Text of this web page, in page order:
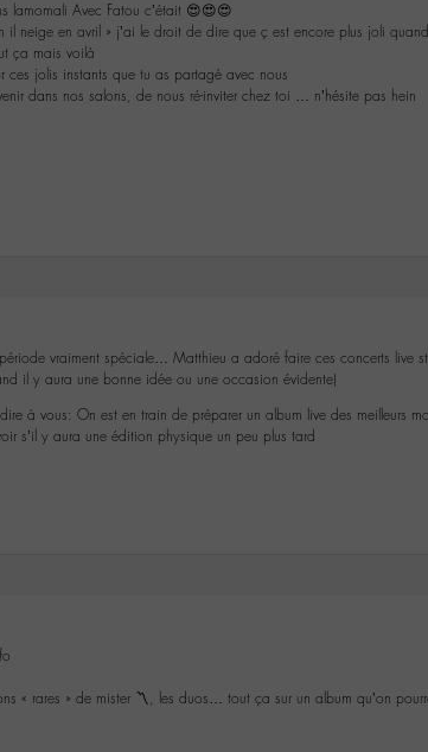
lamomali Avec Fatou c’était 😍😍😍
il neige en avril » j’ai le droit de dire que ç est encore plus joli
ça mais voilà
ces jolis instants que tu as partagé avec nous
dans nos salons, de nous ré-inviter chez toi … n’hésite pas hein
vraiment spéciale… Matthieu a adoré faire ces concerts live
il y aura une bonne idée ou une occasion évidente)
à vous: On est en train de préparer un album live des meilleurs
s’il y aura une édition physique un peu plus tard
« rares » de mister 〽️, les duos… tout ça sur un album qu’on